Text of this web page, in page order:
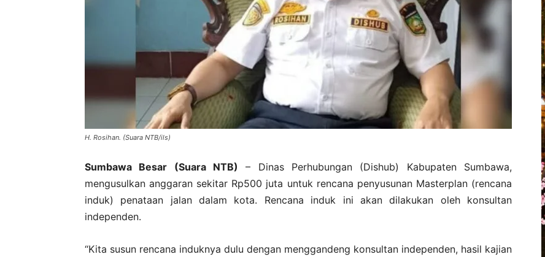
H. Rosihan. (Suara NTB/ils)
Sumbawa Besar (Suara NTB) – Dinas Perhubungan (Dishub) Kabupaten Sumbawa,
mengusulkan anggaran sekitar Rp500 juta untuk rencana penyusunan Masterplan (rencana
induk) penataan jalan dalam kota. Rencana induk ini akan dilakukan oleh konsultan
independen.
“Kita susun rencana induknya dulu dengan menggandeng konsultan independen, hasil kajian